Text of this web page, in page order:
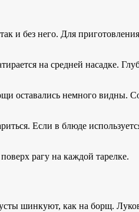
и без него. Для
на средней насадке.
оставались немного видны.
Если в блюде
рагу на каждой тарелке.
шинкуют, как на борщ.